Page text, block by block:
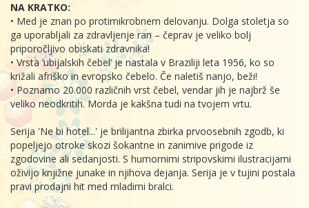
NA KRATKO:
• Med je znan po protimikrobnem delovanju. Dolga stoletja so
ga uporabljali za zdravljenje ran – čeprav je veliko bolj
priporočljivo obiskati zdravnika!
• Vrsta ‘ubijalskih čebel’ je nastala v Braziliji leta 1956, ko so
križali afriško in evropsko čebelo. Če naletiš nanjo, beži!
• Poznamo 20.000 različnih vrst čebel, vendar jih je najbrž še
veliko neodkritih. Morda je kakšna tudi na tvojem vrtu.
Serija 'Ne bi hotel...' je brilijantna zbirka prvoosebnih zgodb, ki
popeljejo otroke skozi šokantne in zanimive prigode iz
zgodovine ali sedanjosti. S humornimi stripovskimi ilustracijami
oživijo knjižne junake in njihova dejanja. Serija je v tujini postala
pravi prodajni hit med mladimi bralci.